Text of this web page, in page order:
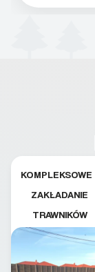
KOMPLEKSOWE
ZAKŁADANIE
TRAWNIKÓW